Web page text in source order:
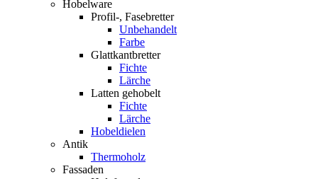
Hobelware
Profil-, Fasebretter
Unbehandelt
Farbe
Glattkantbretter
Fichte
Lärche
Latten gehobelt
Fichte
Lärche
Hobeldielen
Antik
Thermoholz
Fassaden